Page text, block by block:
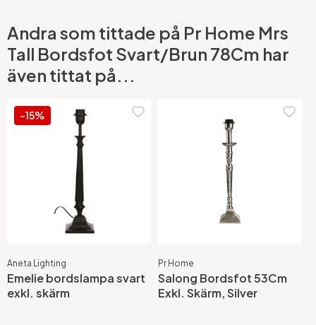
Andra som tittade på Pr Home Mrs
Tall Bordsfot Svart/Brun 78Cm har
även tittat på...
-15%
Aneta Lighting
Emelie bordslampa svart
exkl. skärm
Pr Home
Salong Bordsfot 53Cm
Exkl. Skärm, Silver